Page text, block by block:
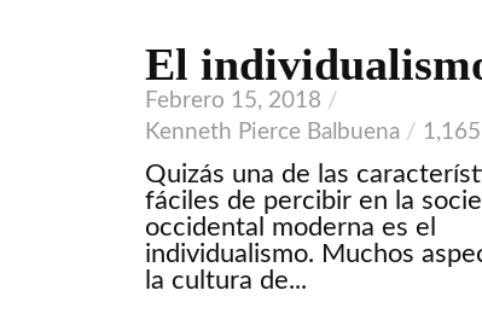
El
Febrero 15, 2018
Kenneth Pierce Balbuena
Quizás una de las
fáciles de percibir en la
occidental moderna es el
individualismo. Muchos
la cultura de...